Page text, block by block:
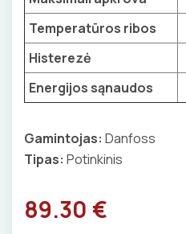
VENTILIATORIAI
BATERIJOS
EL. SKAMBUČIAI
ŽAIBOSAUGA IR
BŪGNAI
GRĘŽIMO
GULSČIUKAI
ETIKEČIŲ
KALIMO ĮRANKIAI
Temperatūros ribos
Histerezė
Energijos sąnaudos
Gamintojas: Danfoss
Tipas: Potinkinis
89.30 €